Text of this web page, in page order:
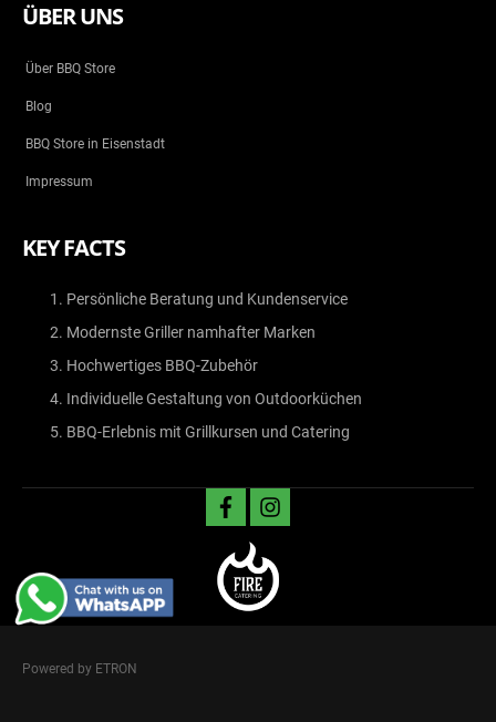
ÜBER UNS
Über BBQ Store
Blog
BBQ Store in Eisenstadt
Impressum
KEY FACTS
Persönliche Beratung und Kundenservice
Modernste Griller namhafter Marken
Hochwertiges BBQ-Zubehör
Individuelle Gestaltung von Outdoorküchen
BBQ-Erlebnis mit Grillkursen und Catering
facebookinstagram
Powered by ETRON